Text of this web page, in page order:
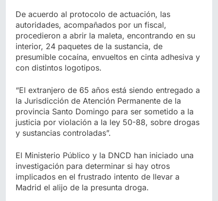
De acuerdo al protocolo de actuación, las
autoridades, acompañados por un fiscal,
procedieron a abrir la maleta, encontrando en su
interior, 24 paquetes de la sustancia, de
presumible cocaína, envueltos en cinta adhesiva y
con distintos logotipos.
“El extranjero de 65 años está siendo entregado a
la Jurisdicción de Atención Permanente de la
provincia Santo Domingo para ser sometido a la
justicia por violación a la ley 50-88, sobre drogas
y sustancias controladas”.
El Ministerio Público y la DNCD han iniciado una
investigación para determinar si hay otros
implicados en el frustrado intento de llevar a
Madrid el alijo de la presunta droga.